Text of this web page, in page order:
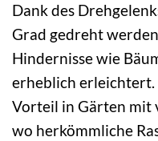
Dank des
Grad gedreht
Hindernisse wie
erheblich erleichtert.
Vorteil in Gärten mit
wo herkömmliche